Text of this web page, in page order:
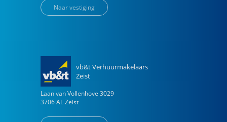
Naar vestiging
vb&t Verhuurmakelaars
Zeist
Laan van Vollenhove 3029
3706 AL Zeist